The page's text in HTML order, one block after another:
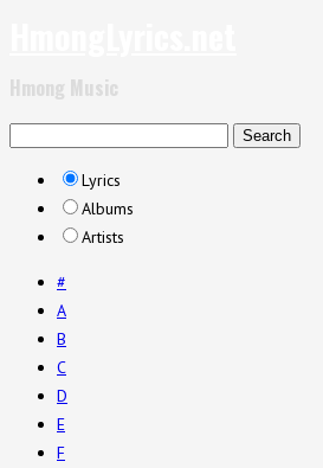
Hmong Music
Lyrics
Albums
Artists
#
A
B
C
D
E
F